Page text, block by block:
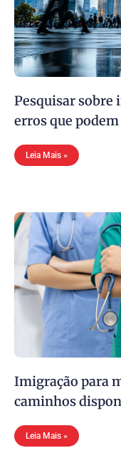
Pesquisar sobre
erros que
Leia Mais »
Imigração para
caminhos
Leia Mais »